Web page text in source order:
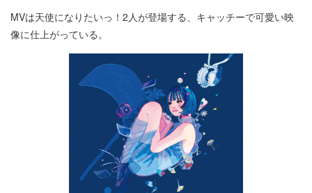
MVは天使になりたいっ！2人が登場する、キャッチーで可愛い映
像に仕上がっている。